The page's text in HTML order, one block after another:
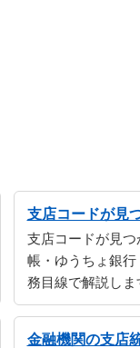
支店コードが見
支店コードが見
帳・ゆうちょ銀
務目線で解説しま
金融機関の支店